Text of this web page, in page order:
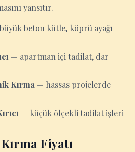
yansıtır.
beton kütle, köprü ayağı
— apartman içi tadilat, dar
Kırma — hassas projelerde
— küçük ölçekli tadilat işleri
Fiyatı